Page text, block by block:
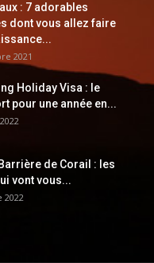
: 7 adorables
dont vous allez faire
2021
Holiday Visa : le
pour une année en...
de Corail : les
vont vous...
2022